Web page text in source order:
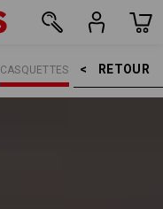
RETOUR    >
CASQUETTES